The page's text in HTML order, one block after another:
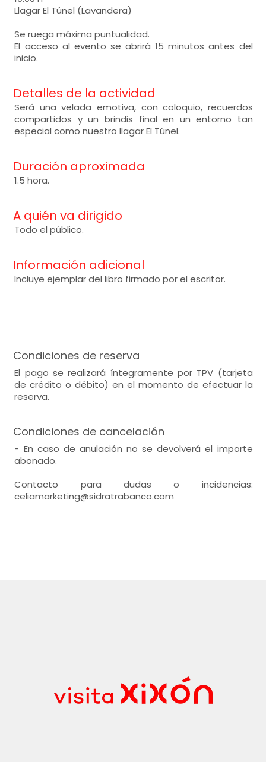
Llagar El Túnel (Lavandera)
Se ruega máxima puntualidad.
El acceso al evento se abrirá 15 minutos antes del
inicio.
Detalles de la actividad
Será una velada emotiva, con coloquio, recuerdos
compartidos y un brindis final en un entorno tan
especial como nuestro llagar El Túnel.
Duración aproximada
1.5 hora.
A quién va dirigido
Todo el público.
Información adicional
Incluye ejemplar del libro firmado por el escritor.
Condiciones de reserva
El pago se realizará íntegramente por TPV (tarjeta
de crédito o débito) en el momento de efectuar la
reserva.
Condiciones de cancelación
- En caso de anulación no se devolverá el importe
abonado.
Contacto para dudas o incidencias:
celiamarketing@sidratrabanco.com